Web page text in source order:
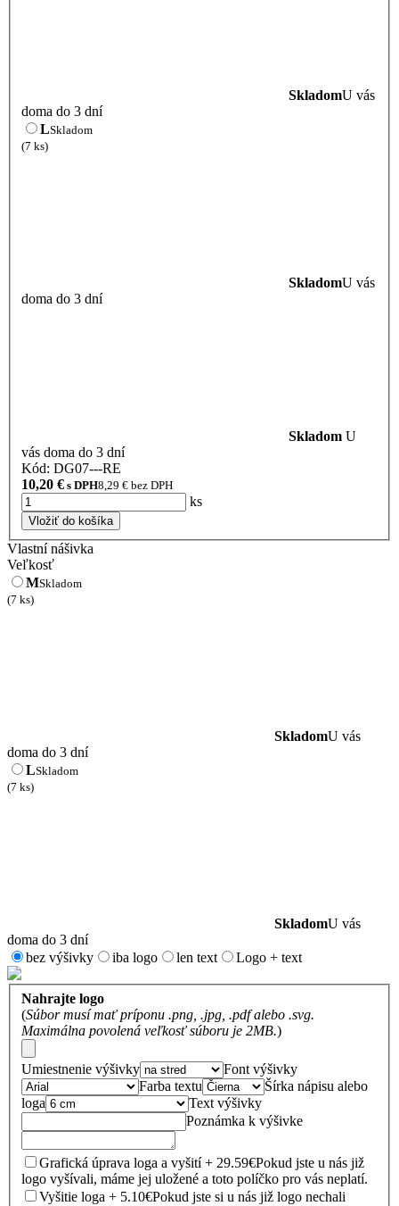
SkladomU vás
doma do 3 dní
LSkladom
(7 ks)
SkladomU vás
doma do 3 dní
Skladom U
vás doma do 3 dní
Kód: DG07---RE
10,20 € s DPH8,29 € bez DPH
ks
Vložiť do košíka
Vlastní nášivka
Veľkosť
MSkladom
(7 ks)
SkladomU vás
doma do 3 dní
LSkladom
(7 ks)
SkladomU vás
doma do 3 dní
bez výšivky
iba logo len text Logo + text
Nahrajte logo
(Súbor musí mať príponu .png, .jpg, .pdf alebo .svg.
Maximálna povolená veľkosť súboru je 2MB.)
Umiestnenie výšivky
Font výšivky
Farba textu
Šírka nápisu alebo
loga
Text výšivky
Poznámka k výšivke
Grafická úprava loga a vyšití + 29.59€Pokud jste u nás již
logo vyšívali, máme jej uložené a toto políčko pro vás neplatí.
Vyšitie loga + 5.10€Pokud jste si u nás již logo nechali